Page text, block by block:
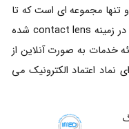
تنها مجموعه ای است که تا
کنون موفق به دریافت مجوز رسمی فروش در زمینه contact lens شده
و ارائه خدمات به صورت آنلاین از
اعتماد الکترونیک می